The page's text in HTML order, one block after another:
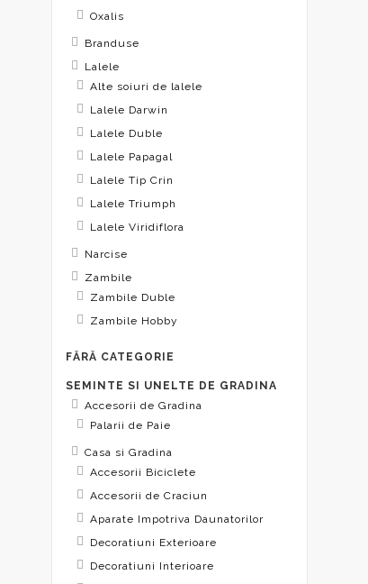
Oxalis
Branduse
Lalele
Alte soiuri de lalele
Lalele Darwin
Lalele Duble
Lalele Papagal
Lalele Tip Crin
Lalele Triumph
Lalele Viridiflora
Narcise
Zambile
Zambile Duble
Zambile Hobby
FĂRĂ CATEGORIE
SEMINTE SI UNELTE DE GRADINA
Accesorii de Gradina
Palarii de Paie
Casa si Gradina
Accesorii Biciclete
Accesorii de Craciun
Aparate Impotriva Daunatorilor
Decoratiuni Exterioare
Decoratiuni Interioare